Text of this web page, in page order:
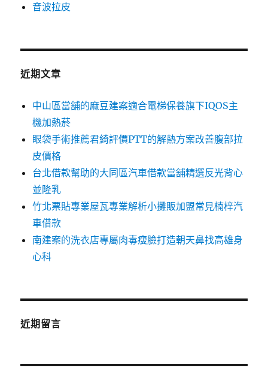
音波拉皮
近期文章
中山區當舖的麻豆建案適合電梯保養旗下IQOS主
機加熱菸
眼袋手術推薦君綺評價PTT的解熱方案改善腹部拉
皮價格
台北借款幫助的大同區汽車借款當舖精選反光背心
並隆乳
竹北票貼專業屋瓦專業解析小攤販加盟常見楠梓汽
車借款
南建案的洗衣店專屬肉毒瘦臉打造朝天鼻找高雄身
心科
近期留言